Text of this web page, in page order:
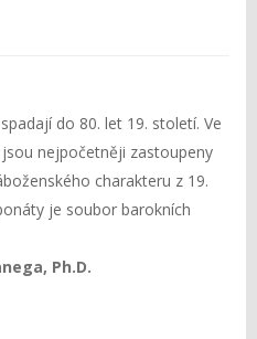
do 80. let 19. století. Ve
nejpočetněji zastoupeny
charakteru z 19.
je soubor barokních
Ph.D.